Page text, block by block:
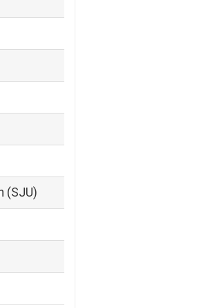
(SJU)